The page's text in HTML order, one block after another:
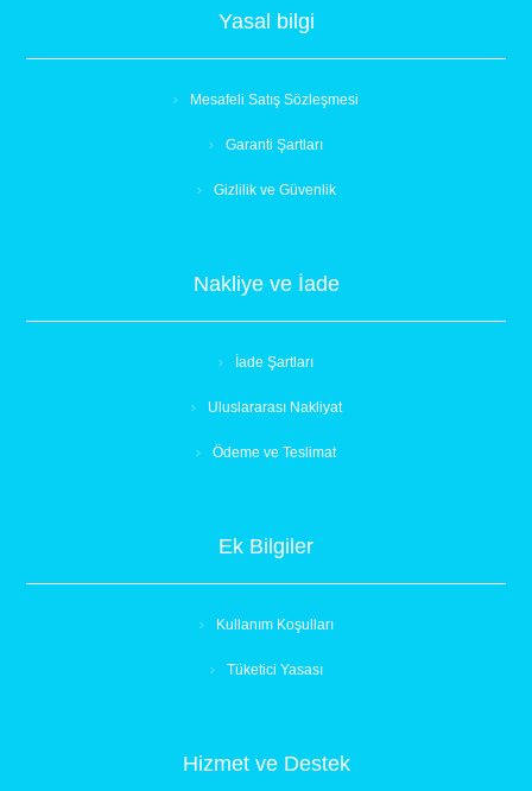
Yasal bilgi
Mesafeli Satış Sözleşmesi
Garanti Şartları
Gizlilik ve Güvenlik
Nakliye ve İade
İade Şartları
Uluslararası Nakliyat
Ödeme ve Teslimat
Ek Bilgiler
Kullanım Koşulları
Tüketici Yasası
Hizmet ve Destek